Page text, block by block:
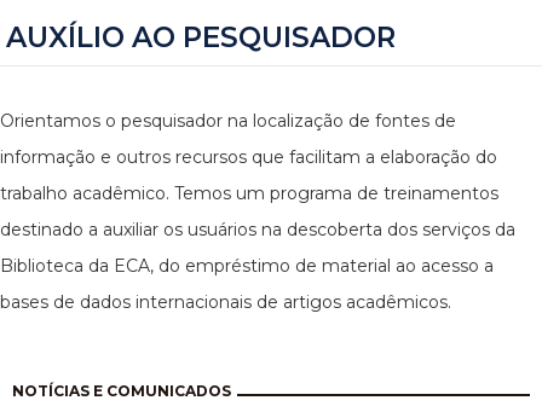
AUXÍLIO AO PESQUISADOR
Orientamos o pesquisador na localização de fontes de
informação e outros recursos que facilitam a elaboração do
trabalho acadêmico. Temos um programa de treinamentos
destinado a auxiliar os usuários na descoberta dos serviços da
Biblioteca da ECA, do empréstimo de material ao acesso a
bases de dados internacionais de artigos acadêmicos.
NOTÍCIAS E COMUNICADOS
Pagination